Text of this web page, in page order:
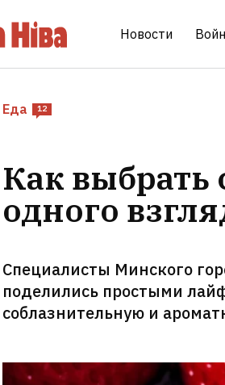
Новости
Еда 12
Как выбрать
одного
Специалисты Минского
поделились простыми
соблазнительную и